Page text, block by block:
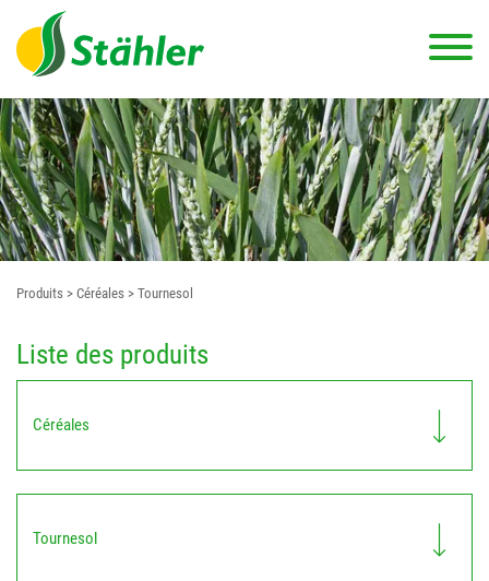
Produits > Céréales > Tournesol
Liste des produits
Céréales
Tournesol